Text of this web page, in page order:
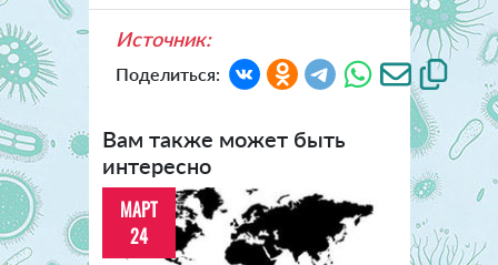
Источник:
Поделиться:
Вам также может быть
интересно
МАРТ
24